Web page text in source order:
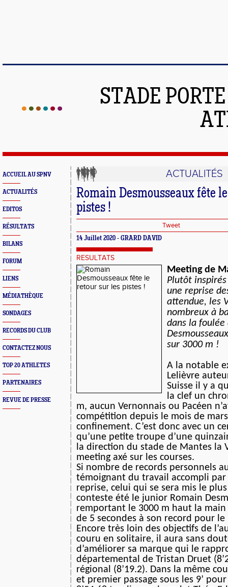
STADE
ACCUEIL AU SPNV
ACTUALITÉS
EDITOS
RÉSULTATS
BILANS
FORUM
LIENS
MÉDIATHÈQUE
SONDAGES
RECORDS DU CLUB
CONTACTEZ NOUS
TOP 20 ATHLETES
PARTENAIRES
REVUE DE PRESSE
ACTUALITÉS
Romain Desmousseaux fête
pistes !
Tweet
14 Juillet 2020 - GRARD DAVID
RESULTATS
Meeting de
Plutôt inspirés
une reprise
attendue, les
nombreux à
dans la foulée
sur 3000 m !
A la notable
Lelièvre
Suisse il y a
la clef un
m, aucun Vernonnais ou Pacéen
compétition depuis le mois de
confinement. C’est donc avec un
qu’une petite troupe d’une
la direction du stade de Mantes la
meeting axé sur les courses.
Si nombre de records personnels
témoignant du travail accompli
reprise, celui qui se sera mis le
conteste été le junior Romain
remportant le 3000 m haut la
de 5 secondes à son record pour le
Encore très loin des objectifs de
couru en solitaire, il aura sans
d’améliorer sa marque qui le
départemental de Tristan Druet
régional (8’19.2). Dans la même
et premier passage sous les 9’